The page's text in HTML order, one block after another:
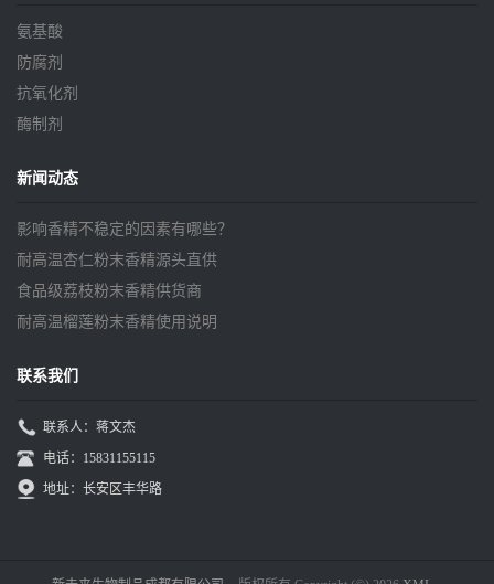
氨基酸
防腐剂
抗氧化剂
酶制剂
新闻动态
影响香精不稳定的因素有哪些？
耐高温杏仁粉末香精源头直供
食品级荔枝粉末香精供货商
耐高温榴莲粉末香精使用说明
联系我们
联系人：蒋文杰
电话：15831155115
地址：长安区丰华路